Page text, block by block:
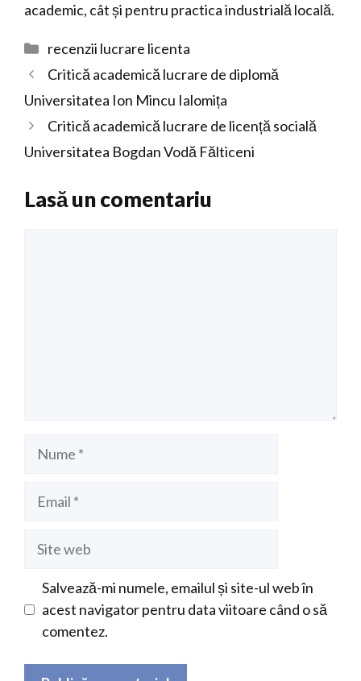
academic, cât și pentru practica industrială locală.
Categorii
recenzii lucrare licenta
Critică academică lucrare de diplomă
Universitatea Ion Mincu Ialomița
Critică academică lucrare de licență socială
Universitatea Bogdan Vodă Fălticeni
Lasă un comentariu
Salvează-mi numele, emailul și site-ul web în
acest navigator pentru data viitoare când o să
comentez.